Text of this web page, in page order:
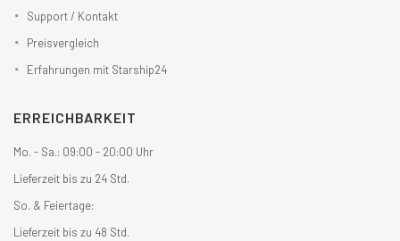
Support / Kontakt
Preisvergleich
Erfahrungen mit Starship24
ERREICHBARKEIT
Mo. - Sa.: 09:00 - 20:00 Uhr
Lieferzeit bis zu 24 Std.
So. & Feiertage:
Lieferzeit bis zu 48 Std.